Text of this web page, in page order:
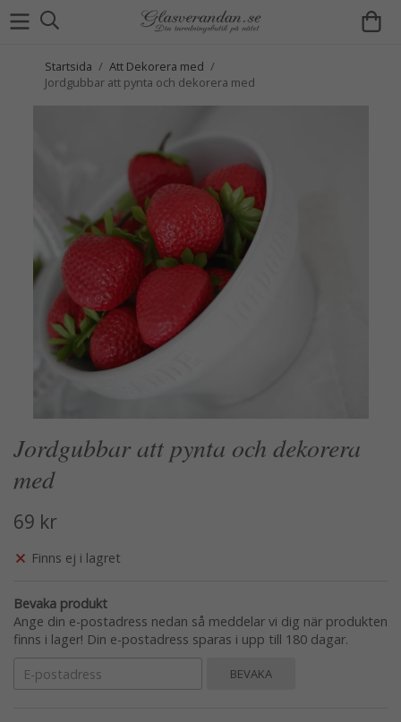
Startsida / Att Dekorera med /
Jordgubbar att pynta och dekorera med
Jordgubbar att pynta och dekorera
med
69 kr
Finns ej i lagret
Bevaka produkt
Ange din e-postadress nedan så meddelar vi dig när produkten
finns i lager! Din e-postadress sparas i upp till 180 dagar.
BEVAKA